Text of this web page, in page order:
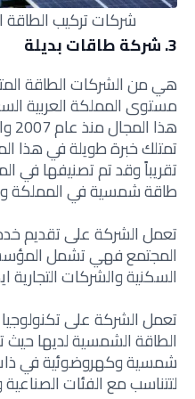
شركات تركيب
3. شركة طاقات بديلة
هي من الشركات الطاقة
مستوى المملكة العربية
تقريباً وقد تم تصنيفها في
طاقة شمسية في المملكة
تعمل الشركة على تقديم
المجتمع فهي تشمل
السكنية والشركات التجارية
تعمل الشركة على
الطاقة الشمسية لديها
شمسية وكهروضوئية في
لتتناسب مع الفئات الصناعية